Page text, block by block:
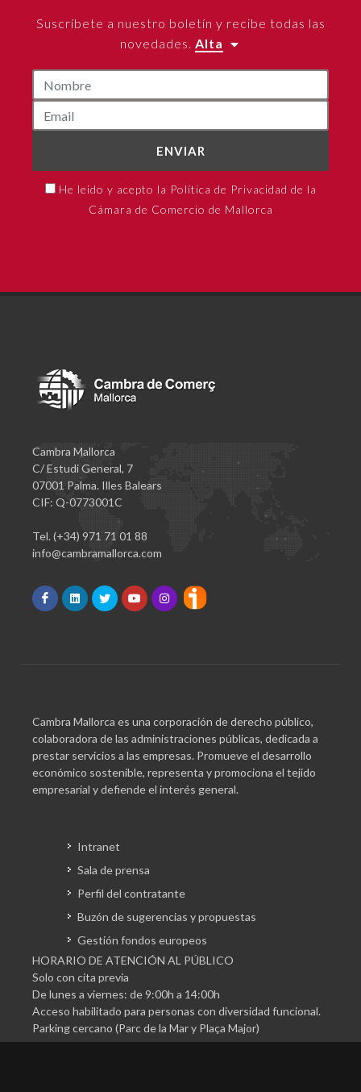
Suscríbete a nuestro boletín y recibe todas las
novedades. Alta
ENVIAR
He leído y acepto la Política de Privacidad de la
Cámara de Comercio de Mallorca
Cambra Mallorca
C/ Estudi General, 7
07001 Palma. Illes Balears
CIF: Q-0773001C
Tel. (+34) 971 71 01 88
info@cambramallorca.com
Cambra Mallorca es una corporación de derecho público,
colaboradora de las administraciones públicas, dedicada a
prestar servicios a las empresas. Promueve el desarrollo
económico sostenible, representa y promociona el tejido
empresarial y defiende el interés general.
Intranet
Sala de prensa
Perfil del contratante
Buzón de sugerencias y propuestas
Gestión fondos europeos
HORARIO DE ATENCIÓN AL PÚBLICO
Solo con cita previa
De lunes a viernes: de 9:00h a 14:00h
Acceso habilitado para personas con diversidad funcional.
Parking cercano (Parc de la Mar y Plaça Major)